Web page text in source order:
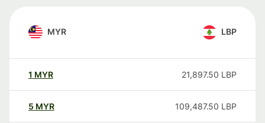
MYR LBP
1 MYR 21,897.50 LBP
5 MYR 109,487.50 LBP